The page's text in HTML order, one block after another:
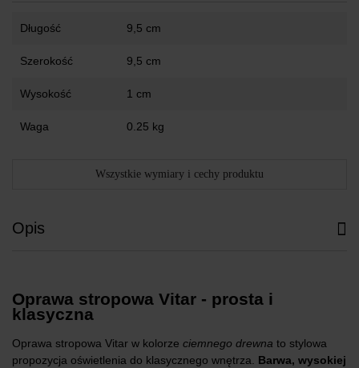
Długość 9,5 cm
Szerokość 9,5 cm
Wysokość 1 cm
Waga 0.25 kg
Wszystkie wymiary i cechy produktu
Opis
Oprawa stropowa Vitar - prosta i
klasyczna
Oprawa stropowa Vitar w kolorze ciemnego drewna to stylowa
propozycja oświetlenia do klasycznego wnętrza. Barwa, wysokiej